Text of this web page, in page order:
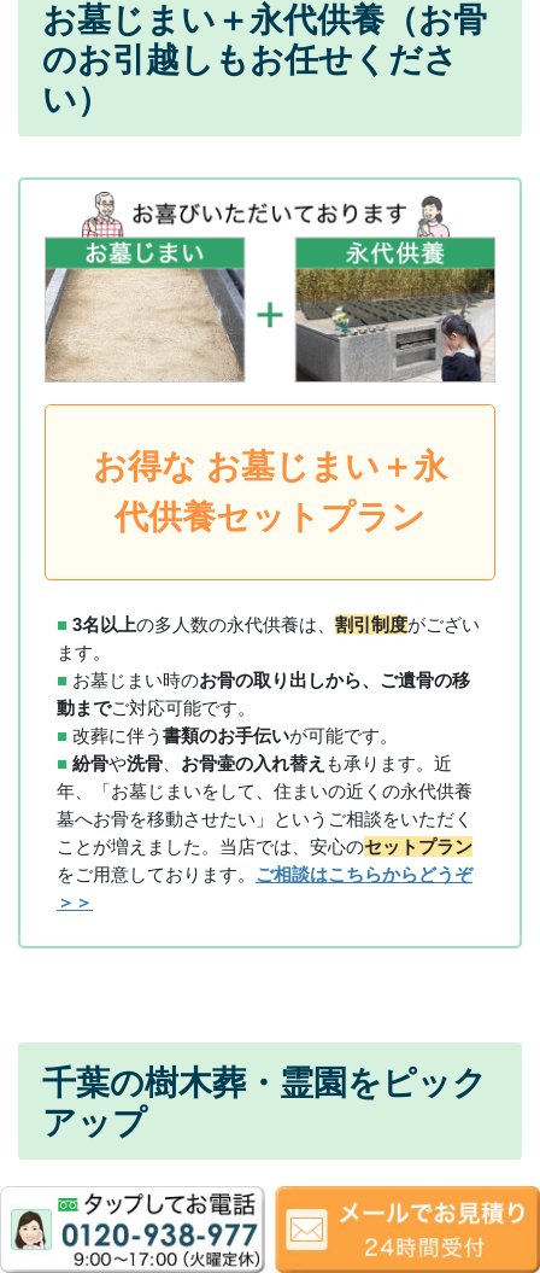
お墓じまい＋永代供養（お骨
のお引越しもお任せくださ
い）
お得な お墓じまい＋永
代供養セットプラン
■ 3名以上の多人数の永代供養は、 割引制度がござい
ます。
■ お墓じまい時のお骨の取り出しから、ご遺骨の移
動までご対応可能です。
■ 改葬に伴う 書類のお手伝いが可能です。
■ 紛骨や洗骨 お骨壷の入れ替え も承ります。近
年、「お墓じまいをして、住まいの近くの永代供養
墓へお骨を移動させたい」というご相談をいただく
ことが増えました。当店では、安心のセットプラン
をご用意しております。 ご相談はこちらからどうぞ
＞＞
千葉の樹木葬・霊園をピック
アップ
市川鬼越霊園 悠久の碑